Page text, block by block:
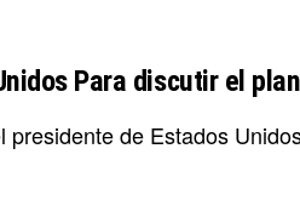
Para discutir el
de Estados